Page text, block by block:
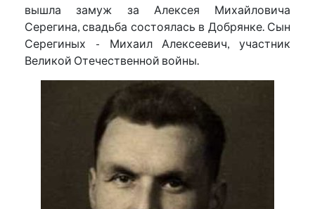
вышла замуж за Алексея Михайловича
Серегина, свадьба состоялась в Добрянке. Сын
Серегиных - Михаил Алексеевич, участник
Великой Отечественной войны.